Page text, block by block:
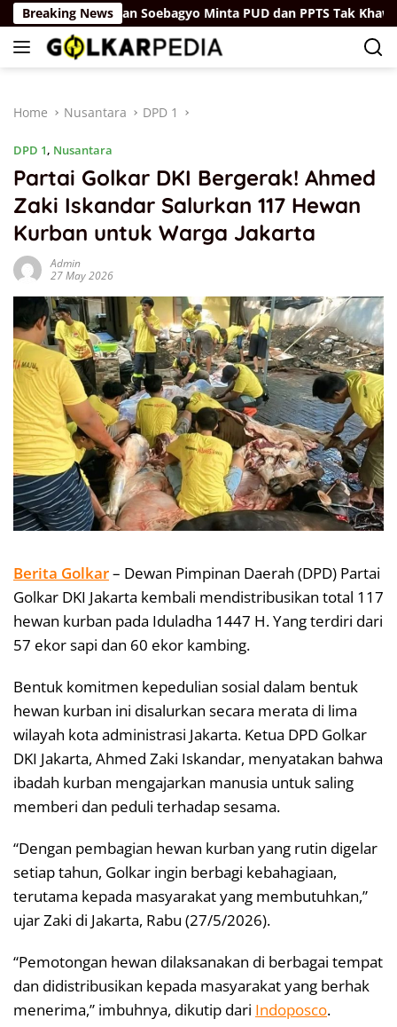
Skip
to
content
Breaking News
Firman Soebagyo Minta PUD dan PPTS Tak Khawatir
Home Nusantara DPD 1
DPD 1, Nusantara
Partai Golkar DKI Bergerak! Ahmed
Zaki Iskandar Salurkan 117 Hewan
Kurban untuk Warga Jakarta
Admin
27 May 2026
Berita Golkar– Dewan Pimpinan Daerah (DPD) Partai
Golkar DKI Jakarta kembali mendistribusikan total 117
hewan kurban pada Iduladha 1447 H. Yang terdiri dari
57 ekor sapi dan 60 ekor kambing.
Bentuk komitmen kepedulian sosial dalam bentuk
hewan kurban ini disalurkan secara merata di lima
wilayah kota administrasi Jakarta. Ketua DPD Golkar
DKI Jakarta, Ahmed Zaki Iskandar, menyatakan bahwa
ibadah kurban mengajarkan manusia untuk saling
memberi dan peduli terhadap sesama.
“Dengan pembagian hewan kurban yang rutin digelar
setiap tahun, Golkar ingin berbagi kebahagiaan,
terutama kepada masyarakat yang membutuhkan,”
ujar Zaki di Jakarta, Rabu (27/5/2026).
“Pemotongan hewan dilaksanakan di berbagai tempat
dan didistribusikan kepada masyarakat yang berhak
menerima,” imbuhnya, dikutip dari Indoposco.